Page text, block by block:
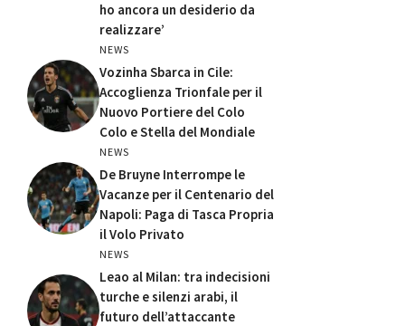
ho ancora un desiderio da
realizzare’
NEWS
Vozinha Sbarca in Cile:
Accoglienza Trionfale per il
Nuovo Portiere del Colo
Colo e Stella del Mondiale
NEWS
De Bruyne Interrompe le
Vacanze per il Centenario del
Napoli: Paga di Tasca Propria
il Volo Privato
NEWS
Leao al Milan: tra indecisioni
turche e silenzi arabi, il
futuro dell’attaccante